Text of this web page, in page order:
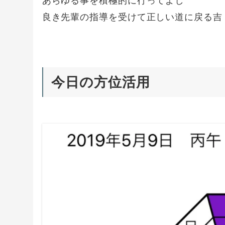
良き先輩の指導を受けて正しい道に戻る
今日の方位活用